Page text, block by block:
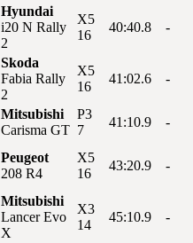
Hyundai
i20 N Rally
2
X5
16
40:40.8 -
Skoda
Fabia Rally
2
X5
16
41:02.6 -
Mitsubishi
Carisma GT
P3
7
41:10.9 -
Peugeot
208 R4
X5
16
43:20.9 -
Mitsubishi
Lancer Evo
X
X3
14
45:10.9 -